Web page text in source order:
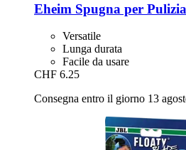
Eheim Spugna per
Versatile
Lunga durata
Facile da usare
CHF 6.25
Consegna entro il giorno 13